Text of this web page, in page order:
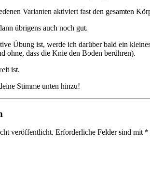
Varianten aktiviert fast den gesamten
übrigens auch noch gut.
Übung ist, werde ich darüber bald ein
ohne, dass die Knie den Boden berühren).
ist.
Stimme unten hinzu!
veröffentlicht. Erforderliche Felder sind mit *